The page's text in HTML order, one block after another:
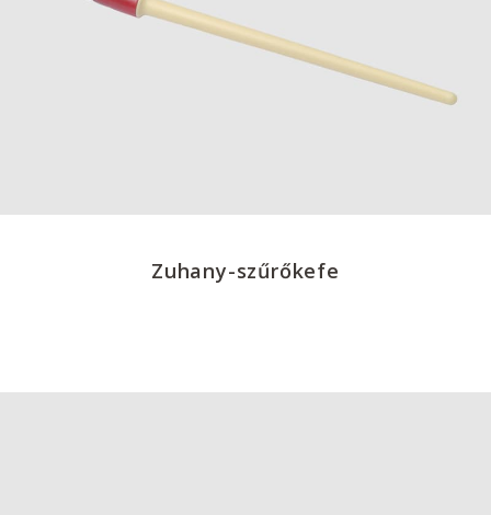
Zuhany-szűrőkefe